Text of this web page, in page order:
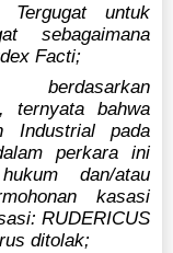
Tergugat untuk
sebagaimana
Facti;
berdasarkan
ternyata bahwa
Industrial pada
perkara ini
dan/atau
kasasi
RUDERICUS
ditolak;